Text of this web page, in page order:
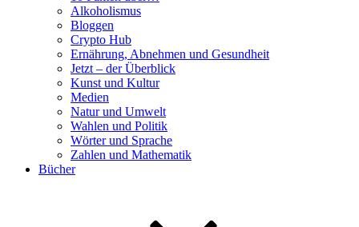
Alkoholismus
Bloggen
Crypto Hub
Ernährung, Abnehmen und Gesundheit
Jetzt – der Überblick
Kunst und Kultur
Medien
Natur und Umwelt
Wahlen und Politik
Wörter und Sprache
Zahlen und Mathematik
Bücher